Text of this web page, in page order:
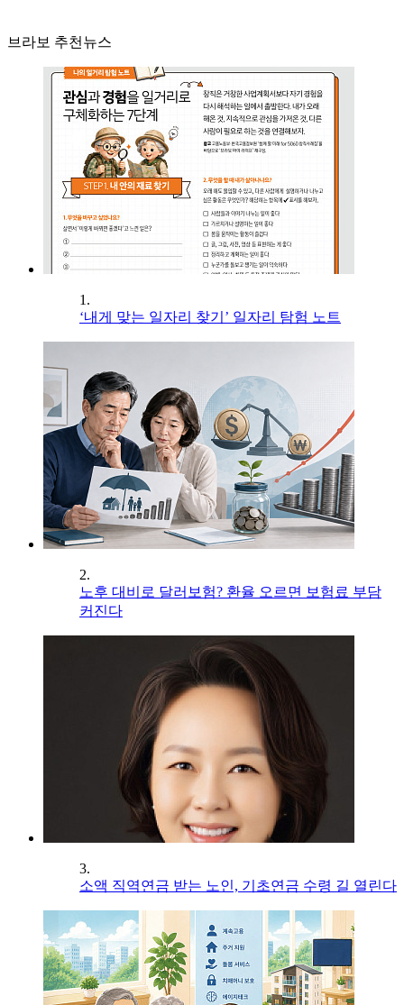
브라보 추천뉴스
1.
‘내게 맞는 일자리 찾기’ 일자리 탐험 노트
2.
노후 대비로 달러보험? 환율 오르면 보험료 부담
커진다
3.
소액 직역연금 받는 노인, 기초연금 수령 길 열린다